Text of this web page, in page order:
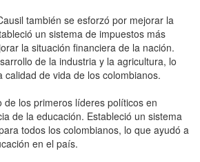
también se esforzó por mejorar la
un sistema de impuestos más
la situación financiera de la nación.
de la industria y la agricultura, lo
calidad de vida de los colombianos.
de los primeros líderes políticos en
de la educación. Estableció un sistema
todos los colombianos, lo que ayudó a
en el país.